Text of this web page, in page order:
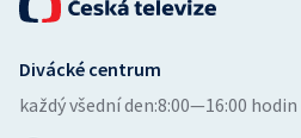
Ostatní
Divácké centrum
každý všední den:8:00—16:00 hodin